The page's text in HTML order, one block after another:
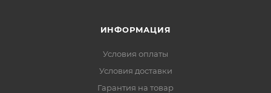
ИНФОРМАЦИЯ
Условия оплаты
Условия доставки
Гарантия на товар